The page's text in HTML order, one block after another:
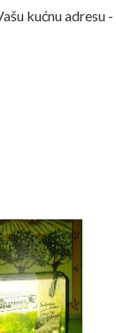
kućnu adresu -